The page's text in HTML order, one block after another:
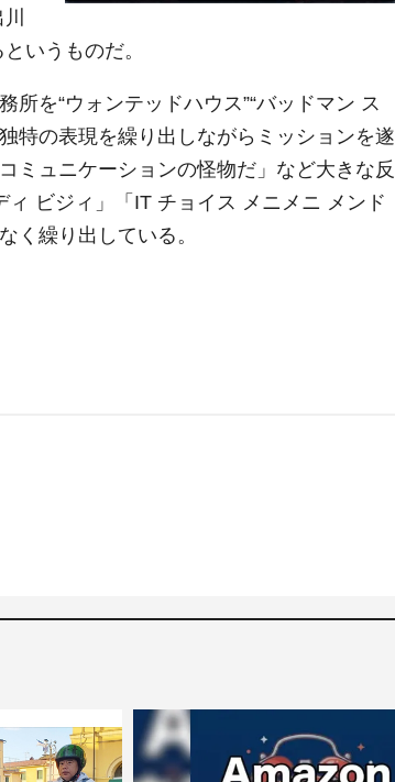
いうものだ。
を“ウォンテッドハウス”“バッドマン ス
特の表現を繰り出しながらミッションを遂
ミュニケーションの怪物だ」など大きな反
ビジィ」「IT チョイス メニメニ メンド
く繰り出している。